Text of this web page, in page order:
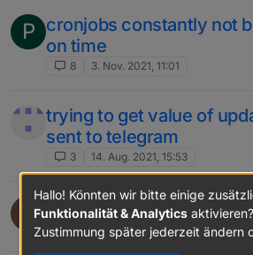
P cronjobs constantly not
on time
8 3. Nov. 2021, 11:01
trying to get value of
sent to telegram
3 14. Aug. 2021, 15:53
T Pause script for x time
3 28. März 2021, 18:58
Hallo! Könnten wir bitte einige
Funktionalität & Analytics
Zustimmung später jederzeit ändern